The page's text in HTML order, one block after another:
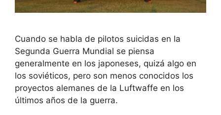
Cuando se habla de pilotos suicidas en la
Segunda Guerra Mundial se piensa
generalmente en los japoneses, quizá algo en
los soviéticos, pero son menos conocidos los
proyectos alemanes de la Luftwaffe en los
últimos años de la guerra.